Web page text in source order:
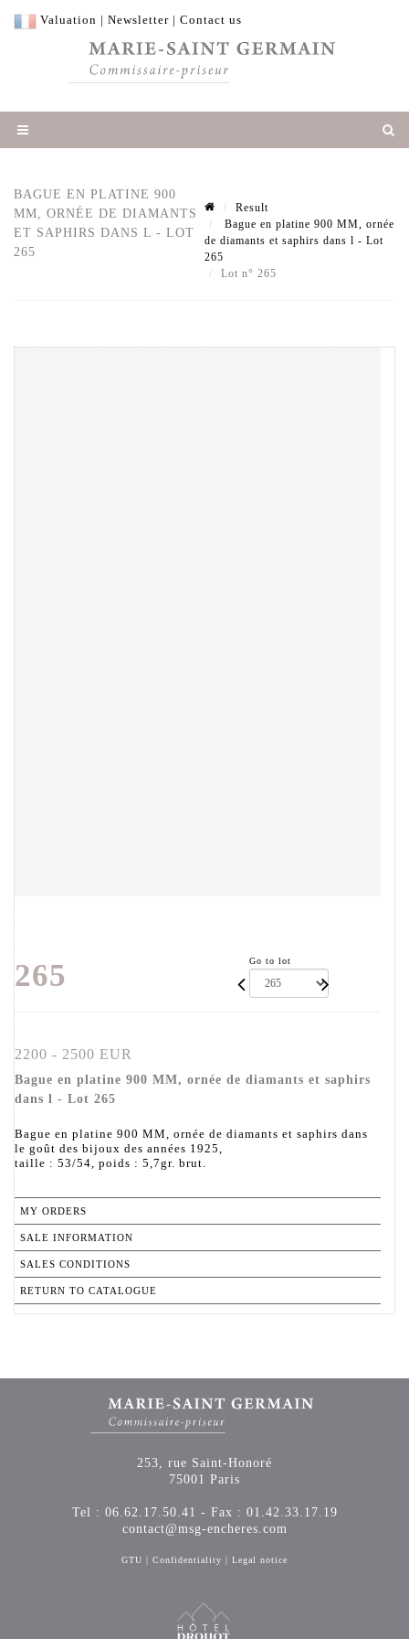
Valuation | Newsletter | Contact us
BAGUE EN PLATINE 900
MM, ORNÉE DE DIAMANTS
ET SAPHIRS DANS L - LOT
265
Result
Bague en platine 900 MM, ornée
de diamants et saphirs dans l - Lot
265
Lot n° 265
265 Go to lot
2200 - 2500 EUR
Bague en platine 900 MM, ornée de diamants et saphirs
dans l - Lot 265
Bague en platine 900 MM, ornée de diamants et saphirs dans
le goût des bijoux des années 1925,
taille : 53/54, poids : 5,7gr. brut.
MY ORDERS
SALE INFORMATION
SALES CONDITIONS
RETURN TO CATALOGUE
253, rue Saint-Honoré
75001 Paris
Tel : 06.62.17.50.41 - Fax : 01.42.33.17.19
contact@msg-encheres.com
GTU | Confidentiality | Legal notice